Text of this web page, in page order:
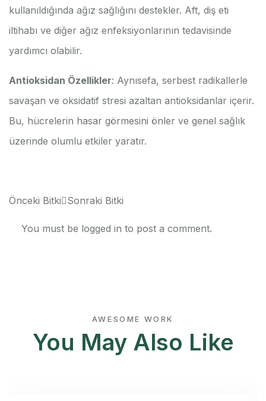
kullanıldığında ağız sağlığını destekler. Aft, diş eti
iltihabı ve diğer ağız enfeksiyonlarının tedavisinde
yardımcı olabilir.
Antioksidan Özellikler: Aynısefa, serbest radikallerle
savaşan ve oksidatif stresi azaltan antioksidanlar içerir.
Bu, hücrelerin hasar görmesini önler ve genel sağlık
üzerinde olumlu etkiler yaratır.
Önceki Bitki Sonraki Bitki
You must be logged in to post a comment.
AWESOME WORK
You May Also Like